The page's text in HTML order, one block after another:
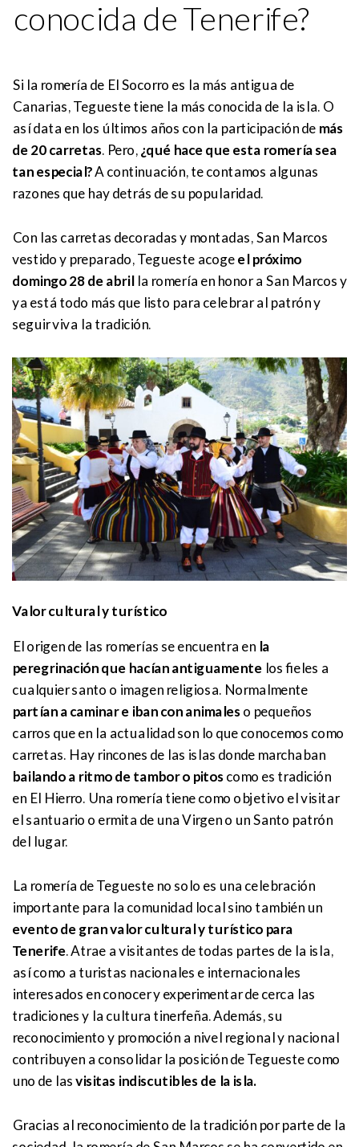
conocida de Tenerife?
Si la romería de El Socorro es la más antigua de
Canarias, Tegueste tiene la más conocida de la isla. O
así data en los últimos años con la participación de más
de 20 carretas. Pero,¿qué hace que esta romería sea
tan especial?A continuación, te contamos algunas
razones que hay detrás de su popularidad.
Con las carretas decoradas y montadas, San Marcos
vestido y preparado, Tegueste acogeel próximo
domingo 28 de abrilla romería en honor a San Marcos y
ya está todo más que listo para celebrar al patrón y
seguir viva la tradición.
Valor cultural y turístico
El origen de las romerías se encuentra en la
peregrinación que hacían antiguamente los fieles a
cualquier santo o imagen religiosa. Normalmente
partían a caminar e iban con animaleso pequeños
carros que en la actualidad son lo que conocemos como
carretas. Hay rincones de las islas donde marchaban
bailando a ritmo de tambor o pitoscomo es tradición
en El Hierro. Una romería tiene como objetivo el visitar
el santuario o ermita de una Virgen o un Santo patrón
del lugar.
La romería de Tegueste no solo es una celebración
importante para la comunidad local sino también un
evento de gran valor cultural y turístico para
Tenerife. Atrae a visitantes de todas partes de la isla,
así como a turistas nacionales e internacionales
interesados en conocer y experimentar de cerca las
tradiciones y la cultura tinerfeña. Además, su
reconocimiento y promoción a nivel regional y nacional
contribuyen a consolidar la posición de Tegueste como
uno de lasvisitas indiscutibles de la isla.
Gracias al reconocimiento de la tradición por parte de la